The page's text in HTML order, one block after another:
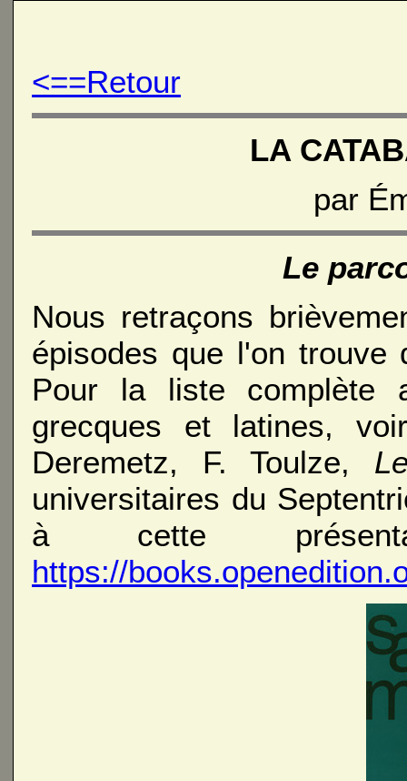
<==Retour
LA
par
Le
Nous retraçons
épisodes que l'on trouve
Pour la liste complète
grecques et latines,
Deremetz, F. Toulze,
universitaires du
à cette
https://